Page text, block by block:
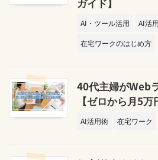
AI・ツール活用 AI活
在宅ワークのはじめ方
40代主婦がWeb
【ゼロから月5万
AI活用術 在宅ワーク